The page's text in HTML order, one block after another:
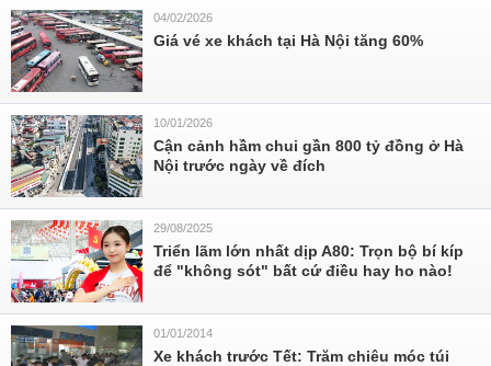
04/02/2026
Giá vé xe khách tại Hà Nội tăng 60%
10/01/2026
Cận cảnh hầm chui gần 800 tỷ đồng ở Hà
Nội trước ngày về đích
29/08/2025
Triển lãm lớn nhất dịp A80: Trọn bộ bí kíp
để "không sót" bất cứ điều hay ho nào!
01/01/2014
Xe khách trước Tết: Trăm chiêu móc túi